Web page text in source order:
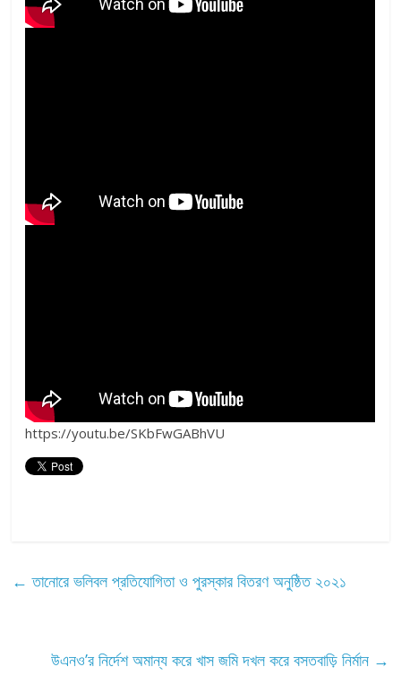
https://youtu.be/SKbFwGABhVU
← তানোরে ভলিবল প্রতিযোগিতা ও পুরস্কার বিতরণ অনুষ্ঠিত ২০২১
উএনও’র নির্দেশ অমান্য করে খাস জমি দখল করে বসতবাড়ি নির্মান →